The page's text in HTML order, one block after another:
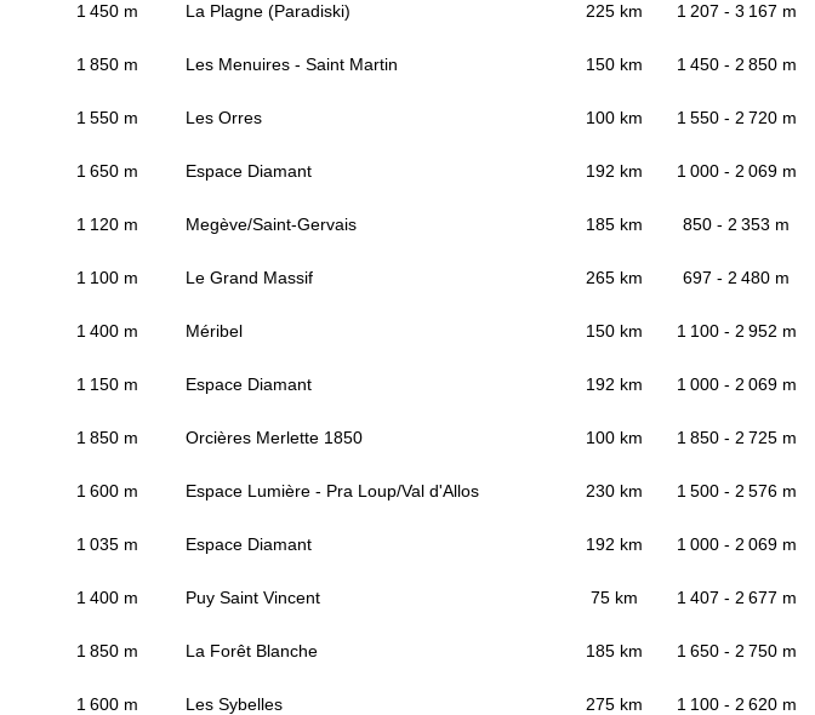
1 450 m La Plagne (Paradiski) 225 km 1 207 - 3 167 m
1 850 m Les Menuires - Saint Martin 150 km 1 450 - 2 850 m
1 550 m Les Orres 100 km 1 550 - 2 720 m
1 650 m Espace Diamant 192 km 1 000 - 2 069 m
1 120 m Megève/Saint-Gervais 185 km 850 - 2 353 m
1 100 m Le Grand Massif 265 km 697 - 2 480 m
1 400 m Méribel 150 km 1 100 - 2 952 m
1 150 m Espace Diamant 192 km 1 000 - 2 069 m
1 850 m Orcières Merlette 1850 100 km 1 850 - 2 725 m
1 600 m Espace Lumière - Pra Loup/Val d'Allos 230 km 1 500 - 2 576 m
1 035 m Espace Diamant 192 km 1 000 - 2 069 m
1 400 m Puy Saint Vincent 75 km 1 407 - 2 677 m
1 850 m La Forêt Blanche 185 km 1 650 - 2 750 m
1 600 m Les Sybelles 275 km 1 100 - 2 620 m